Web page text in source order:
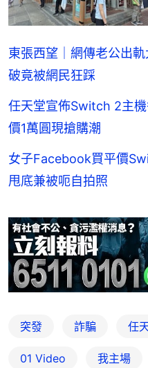
東張西望｜網傳老公出
破竟被網民狂踩
任天堂宣佈Switch 2主
價1萬圓現搶購潮
女子Facebook買平價
甩底兼被呃自拍照
突發 詐騙 任
01 Video 我主場